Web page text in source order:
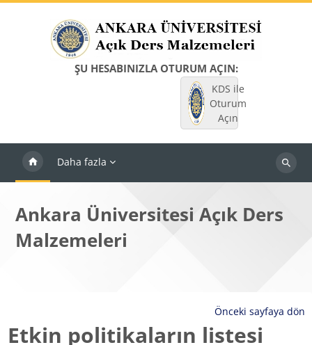
ŞU HESABINIZLA OTURUM AÇIN:
KDS ile
Oturum
Açın
Daha fazla
Dersleri
Ankara Üniversitesi Açık Ders
Malzemeleri
Önceki sayfaya dön
Etkin politikaların listesi